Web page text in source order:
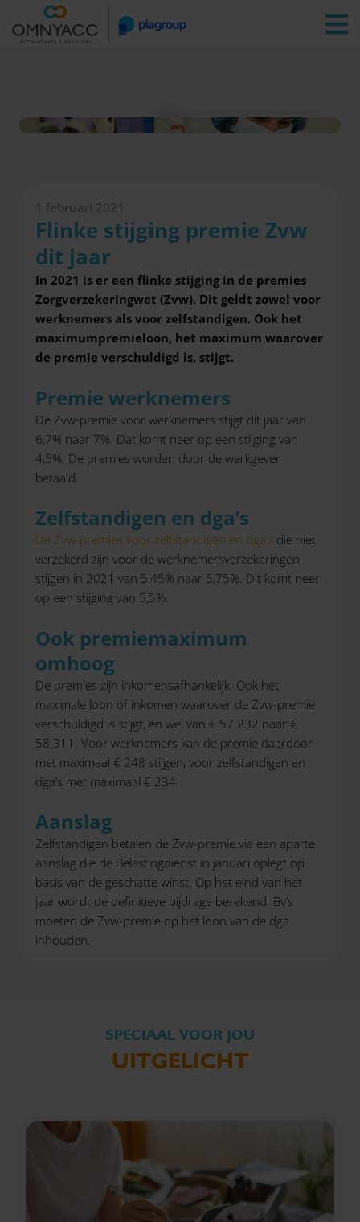
Vestigingen Zoeken
1 februari 2021
Flinke stijging premie Zvw
dit jaar
In 2021 is er een flinke stijging in de premies
Zorgverzekeringwet (Zvw). Dit geldt zowel voor
werknemers als voor zelfstandigen. Ook het
maximumpremieloon, het maximum waarover
de premie verschuldigd is, stijgt.
Premie werknemers
De Zvw-premie voor werknemers stijgt dit jaar van
6,7% naar 7%. Dat komt neer op een stijging van
4,5%. De premies worden door de werkgever
betaald.
Zelfstandigen en dga’s
De Zvw-premies voor zelfstandigen en dga’s die niet
verzekerd zijn voor de werknemersverzekeringen,
stijgen in 2021 van 5,45% naar 5,75%. Dit komt neer
op een stijging van 5,5%.
Ook premiemaximum
omhoog
De premies zijn inkomensafhankelijk. Ook het
maximale loon of inkomen waarover de Zvw-premie
verschuldigd is stijgt, en wel van € 57.232 naar €
58.311. Voor werknemers kan de premie daardoor
met maximaal € 248 stijgen, voor zelfstandigen en
dga’s met maximaal € 234.
Aanslag
Zelfstandigen betalen de Zvw-premie via een aparte
aanslag die de Belastingdienst in januari oplegt op
basis van de geschatte winst. Op het eind van het
jaar wordt de definitieve bijdrage berekend. Bv’s
moeten de Zvw-premie op het loon van de dga
inhouden.
SPECIAAL VOOR JOU
UITGELICHT